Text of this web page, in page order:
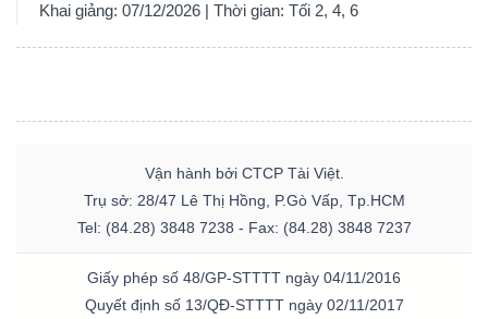
Khai giảng: 07/12/2026 | Thời gian: Tối 2, 4, 6
Vận hành bởi CTCP Tài Việt.
Trụ sở: 28/47 Lê Thị Hồng, P.Gò Vấp, Tp.HCM
Tel: (84.28) 3848 7238 - Fax: (84.28) 3848 7237
Giấy phép số 48/GP-STTTT ngày 04/11/2016
Quyết định số 13/QĐ-STTTT ngày 02/11/2017